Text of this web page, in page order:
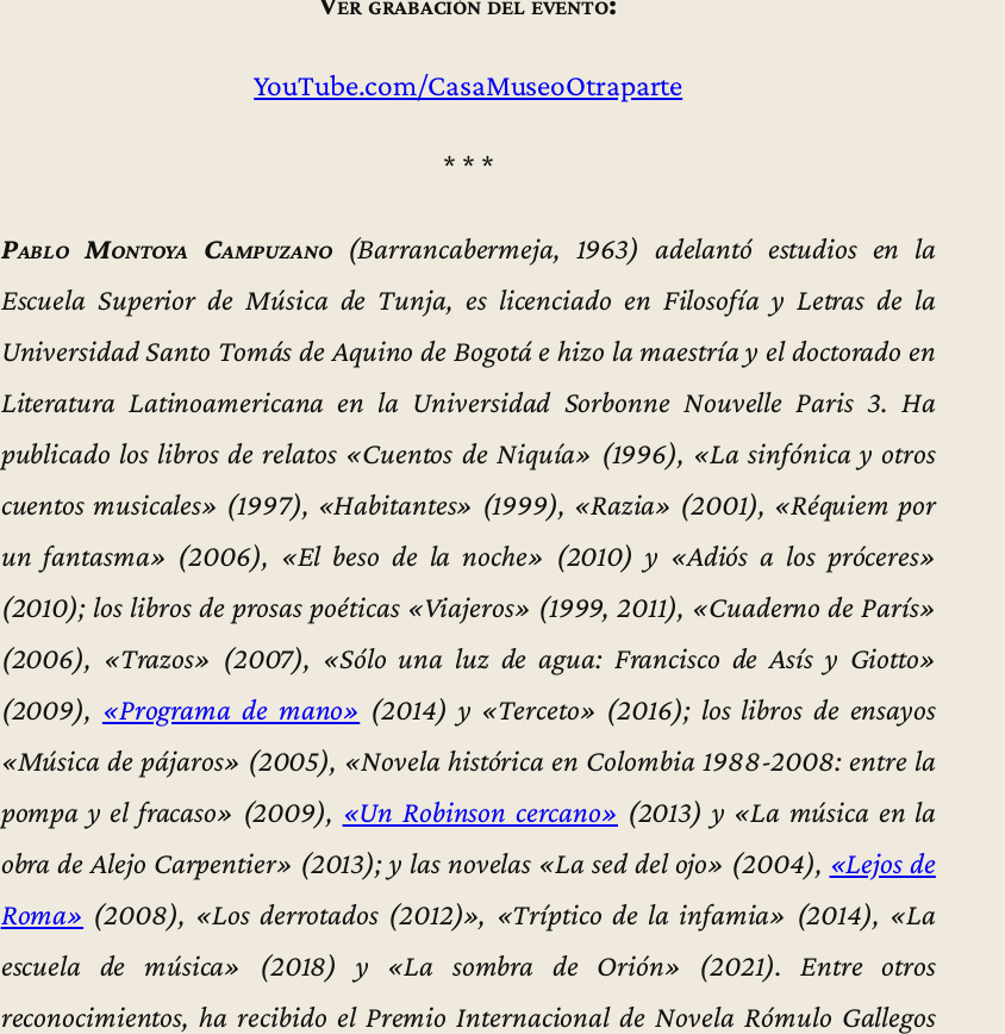
YouTube.com/CasaMuseoOtraparte
* * *
Pablo Montoya Campuzano(Barrancabermeja, 1963) adelantó estudios en la
Escuela Superior de Música de Tunja, es licenciado en Filosofía y Letras de la
Universidad Santo Tomás de Aquino de Bogotá e hizo la maestría y el doctorado en
Literatura Latinoamericana en la Universidad Sorbonne Nouvelle Paris 3. Ha
publicado los libros de relatos «Cuentos de Niquía» (1996), «La sinfónica y otros
cuentos musicales» (1997), «Habitantes» (1999), «Razia» (2001), «Réquiem por
un fantasma» (2006), «El beso de la noche» (2010) y «Adiós a los próceres»
(2010); los libros de prosas poéticas «Viajeros» (1999, 2011), «Cuaderno de París»
(2006), «Trazos» (2007), «Sólo una luz de agua: Francisco de Asís y Giotto»
(2009), «Programa de mano» (2014) y «Terceto» (2016); los libros de ensayos
«Música de pájaros» (2005), «Novela histórica en Colombia 1988-2008: entre la
pompa y el fracaso» (2009), «Un Robinson cercano» (2013) y «La música en la
obra de Alejo Carpentier» (2013); y las novelas «La sed del ojo» (2004), «Lejos de
Roma» (2008), «Los derrotados (2012)», «Tríptico de la infamia» (2014), «La
escuela de música» (2018) y «La sombra de Orión» (2021). Entre otros
reconocimientos, ha recibido el Premio Internacional de Novela Rómulo Gallegos